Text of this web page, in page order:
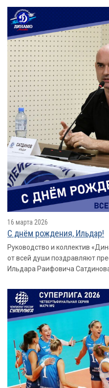
16 марта 2026
С днём рождения, Ильдар!
Руководство и коллектив
от всей души поздравляют
Ильдара Раифовича